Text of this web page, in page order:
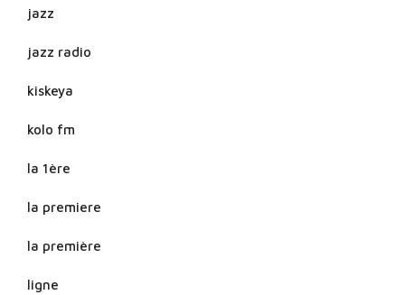
jazz
jazz radio
kiskeya
kolo fm
la 1ère
la premiere
la première
ligne